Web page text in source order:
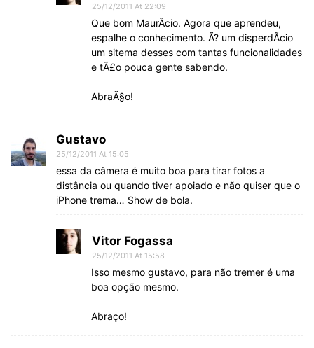
25/12/2011 At 22:09
Que bom MaurÃ­cio. Agora que aprendeu,
espalhe o conhecimento. Ã? um disperdÃ­cio
um sitema desses com tantas funcionalidades
e tÃ£o pouca gente sabendo.
AbraÃ§o!
Gustavo
25/12/2011 At 15:05
essa da câmera é muito boa para tirar fotos a
distância ou quando tiver apoiado e não quiser que o
iPhone trema… Show de bola.
Vitor Fogassa
25/12/2011 At 15:58
Isso mesmo gustavo, para não tremer é uma
boa opção mesmo.
Abraço!